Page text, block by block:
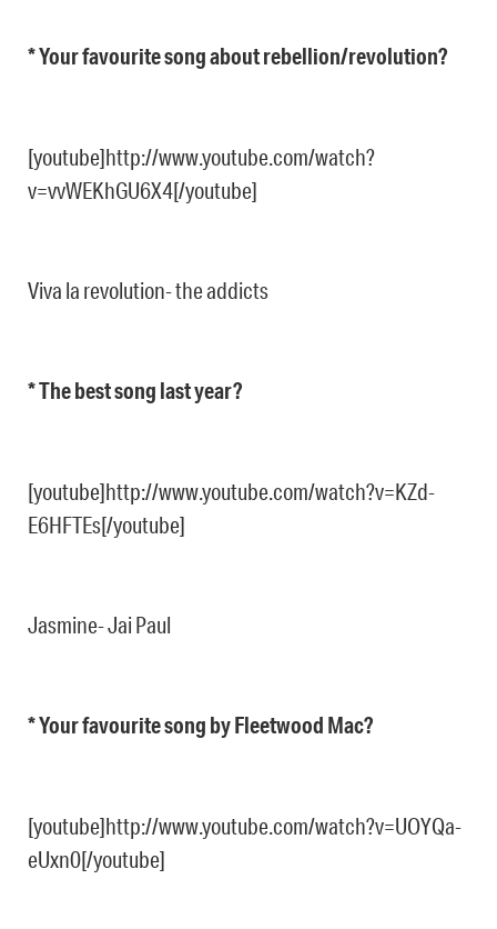
* Your favourite song about rebellion/revolution?
[youtube]http://www.youtube.com/watch?
v=vvWEKhGU6X4[/youtube]
Viva la revolution- the addicts
* The best song last year?
[youtube]http://www.youtube.com/watch?v=KZd-
E6HFTEs[/youtube]
Jasmine- Jai Paul
* Your favourite song by Fleetwood Mac?
[youtube]http://www.youtube.com/watch?v=UOYQa-
eUxn0[/youtube]